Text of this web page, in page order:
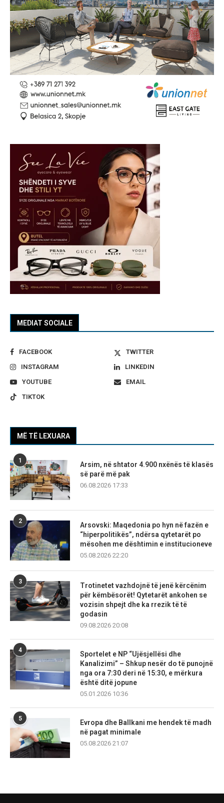
MEDIAT SOCIALE
FACEBOOK
TWITTER
INSTAGRAM
LINKEDIN
YOUTUBE
EMAIL
TIKTOK
MË TË LEXUARA
1
Arsim, në shtator 4.900 nxënës të klasës
së parë më pak
06.08.2026 17:33
2
Arsovski: Maqedonia po hyn në fazën e
“hiperpolitikës”, ndërsa qytetarët po
mësohen me dështimin e institucioneve
05.08.2026 22:20
3
Trotinetet vazhdojnë të jenë kërcënim
për këmbësorët! Qytetarët ankohen se
vozisin shpejt dhe ka rrezik të të
godasin
09.08.2026 20:08
4
Sportelet e NP “Ujësjellësi dhe
Kanalizimi” – Shkup nesër do të punojnë
nga ora 7:30 deri në 15:30, e mërkura
është ditë jopune
05.01.2026 10:36
5
Evropa dhe Ballkani me hendek të madh
në pagat minimale
05.08.2026 21:07